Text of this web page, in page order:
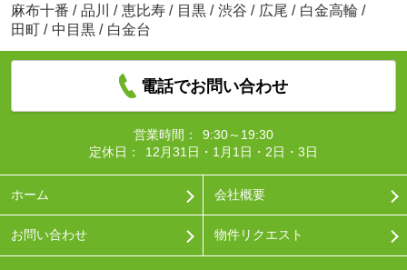
麻布十番 / 品川 / 恵比寿 / 目黒 / 渋谷 / 広尾 / 白金高輪 /
田町 / 中目黒 / 白金台
電話でお問い合わせ
営業時間：
9:30～19:30
定休日：
12月31日・1月1日・2日・3日
ホーム 会社概要
お問い合わせ 物件リクエスト